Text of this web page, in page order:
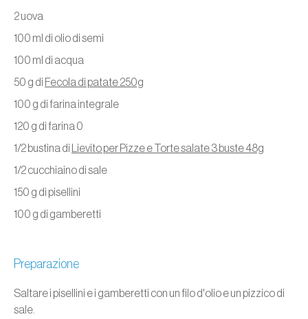
2 uova
100 ml di olio di semi
100 ml di acqua
50 g di Fecola di patate 250g
100 g di farina integrale
120 g di farina 0
1/2 bustina di Lievito per Pizze e Torte salate 3 buste 48g
1/2 cucchiaino di sale
150 g di pisellini
100 g di gamberetti
Preparazione
Saltare i pisellini e i gamberetti con un filo d'olio e un pizzico di
sale.